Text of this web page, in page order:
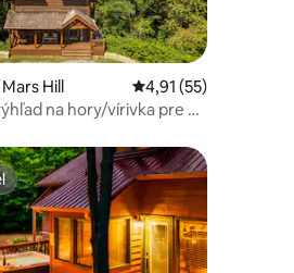
z 5, počet hodnotení: 33
Hill Priemerné
4,91 (55)
na hory/vírivka pre 7